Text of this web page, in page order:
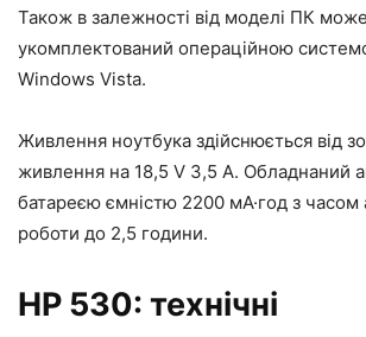
Також в залежності від моделі ПК
укомплектований операційною
Windows Vista.
Живлення ноутбука здійснюється від
живлення на 18,5 V 3,5 A. Обладнаний
батареєю ємністю 2200 мА·год з часом
роботи до 2,5 години.
HP 530: технічні